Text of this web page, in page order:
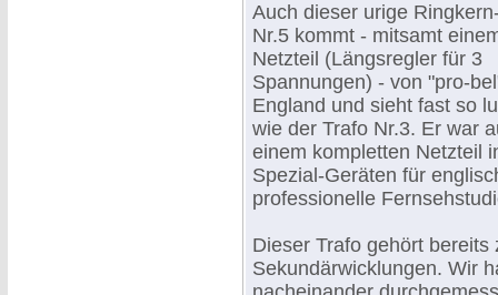
Auch dieser urige
Nr.5 kommt - mitsamt
Netzteil (Längsregler für 3
Spannungen) - von "pro-
England und sieht fast so
wie der Trafo Nr.3. Er war
einem kompletten Netzteil
Spezial-Geräten für
professionelle
Dieser Trafo gehört
Sekundärwicklungen. Wir